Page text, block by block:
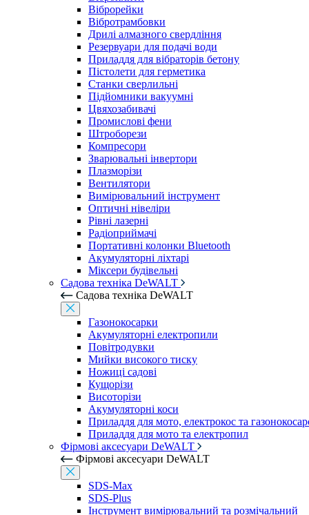
Віброрейки
Вібротрамбовки
Дрилі алмазного свердління
Резервуари для подачі води
Приладдя для вібраторів бетону
Пістолети для герметика
Станки сверлильні
Підйомники вакуумні
Цвяхозабивачі
Промислові фени
Штроборези
Компресори
Зварювальні інвертори
Плазморізи
Вентилятори
Вимірювальний інструмент
Оптичні нівеліри
Рівні лазерні
Радіоприймачі
Портативні колонки Bluetooth
Акумуляторні ліхтарі
Міксери будівельні
Садова техніка DeWALT
Садова техніка DeWALT
Газонокосарки
Акумуляторні електропили
Повітродувки
Мийки високого тиску
Ножиці садові
Кущорізи
Висоторізи
Акумуляторні коси
Приладдя для мото, електрокос та
Приладдя для мото та електропил
Фірмові аксесуари DeWALT
Фірмові аксесуари DeWALT
SDS-Max
SDS-Plus
Інструмент вимірювальний та розмічальний